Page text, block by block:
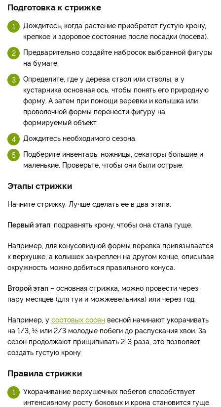
Подготовка к стрижке
Дождитесь, когда растение приобретет густую крону,
крепкое и здоровое состояние после посадки (посева).
Предварительно создайте набросок выбранной фигуры
на бумаге.
Определите, где у дерева ствол или стволы, а у
кустарника основная ось, чтобы понять его природную
форму. А затем при помощи веревки и колышка или
проволочной формы перенести фигуру на
формируемый объект.
Дождитесь необходимого сезона.
Подберите инвентарь: ножницы, секаторы большие и
маленькие. Проверьте, чтобы они были острые.
Этапы стрижки
Начните стрижку. Лучше сделать ее в два этапа.
Первый этап: подравнять крону, чтобы она стала гуще.
Например, для конусовидной формы веревка привязывается
к верхушке, а колышек закреплен на другом конце, описывая
окружность можно добиться правильного конуса.
Второй этап – основная стрижка, можно провести через
пару месяцев (для туи и можжевельника) или через год.
Например, у сортовых сосен весной начинают укорачивать
на 1/3, 1⁄2 или 2/3 молодые побеги до распускания хвои. За
сезон продолжают прищипывать 2-3 раза, это позволяет
создать густую крону.
Правила стрижки
Укорачивание верхушечных побегов способствует
интенсивному росту боковых и крона становится гуще.